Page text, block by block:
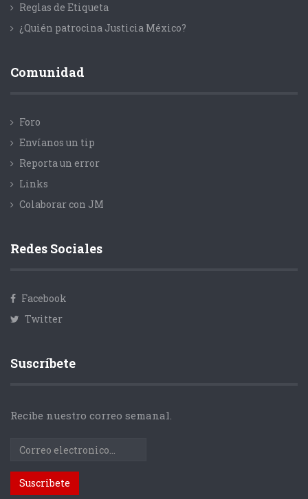
Reglas de Etiqueta
¿Quién patrocina Justicia México?
Comunidad
Foro
Envíanos un tip
Reporta un error
Links
Colaborar con JM
Redes Sociales
Facebook
Twitter
Suscríbete
Recibe nuestro correo semanal.